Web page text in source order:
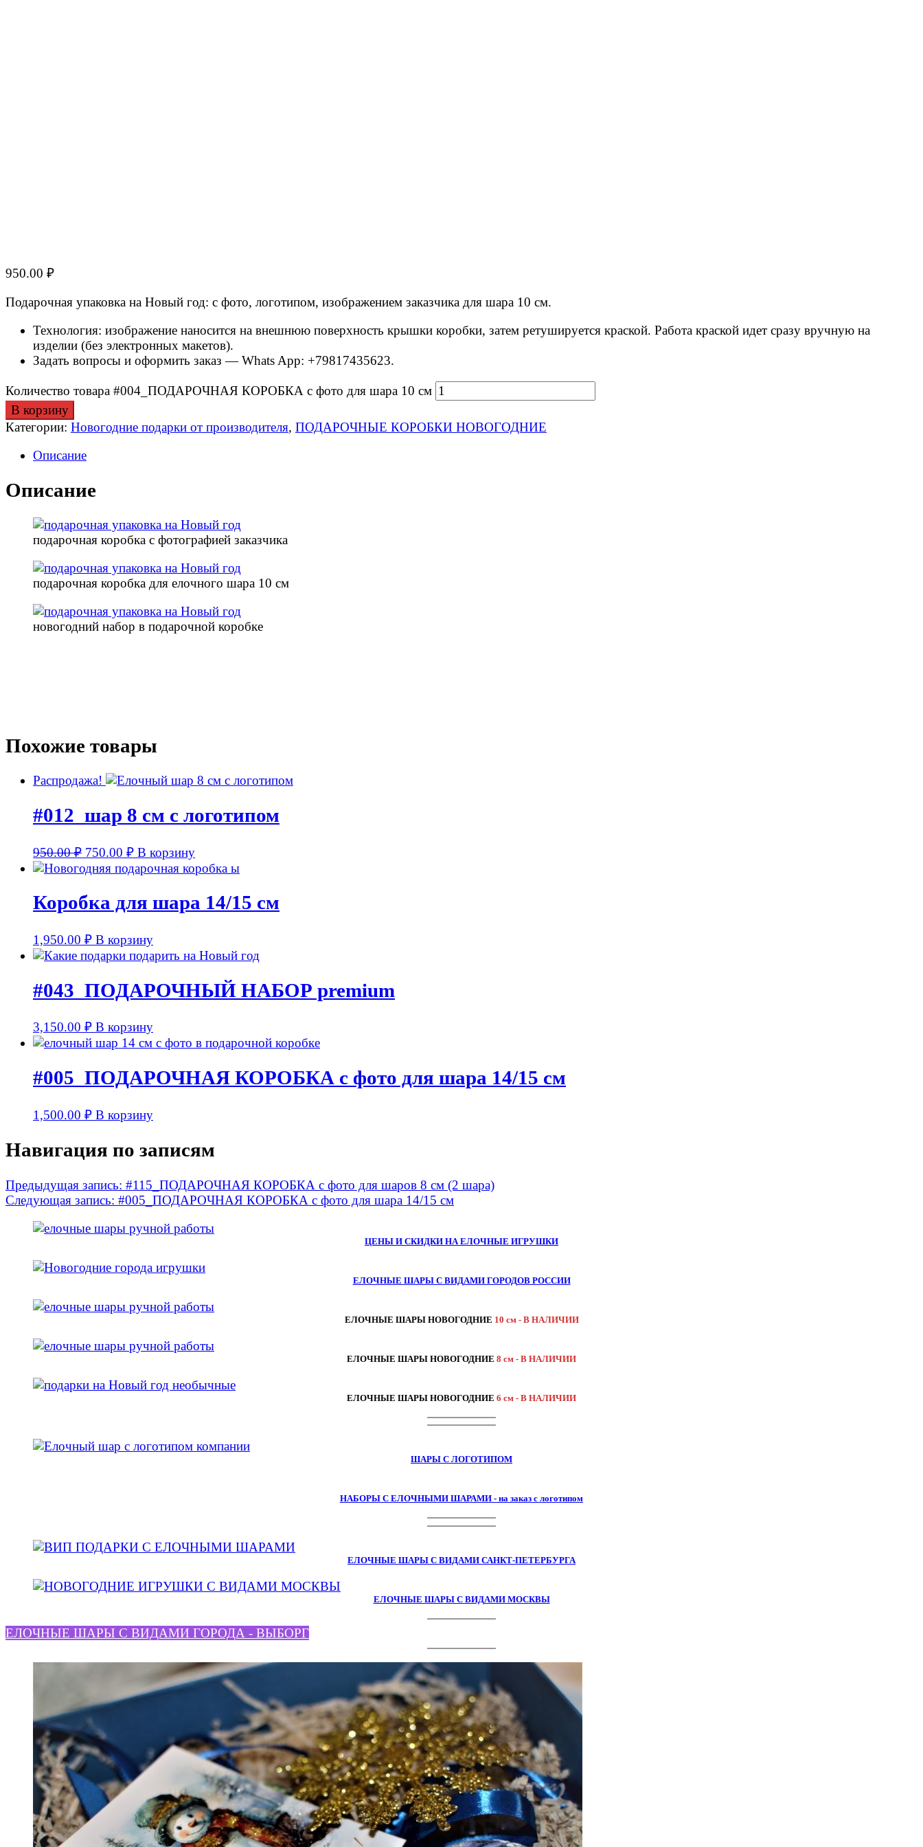
950.00 ₽
Подарочная упаковка на Новый год: с фото, логотипом, изображением заказчика для шара 10 см.
Технология: изображение наносится на внешнюю поверхность крышки коробки, затем ретушируется краской. Работа краской идет сразу вручную на
изделии (без электронных макетов).
Задать вопросы и оформить заказ — Whats App: +79817435623.
Количество товара #004_ПОДАРОЧНАЯ КОРОБКА с фото для шара 10 см
В корзину
Категории: Новогодние подарки от производителя, ПОДАРОЧНЫЕ КОРОБКИ НОВОГОДНИЕ
Описание
Описание
подарочная коробка с фотографией заказчика
подарочная коробка для елочного шара 10 см
новогодний набор в подарочной коробке
Похожие товары
Распродажа!
#012_шар 8 см с логотипом
950.00₽ 750.00 ₽ В корзину
Коробка для шара 14/15 см
1,950.00 ₽ В корзину
#043_ПОДАРОЧНЫЙ НАБОР premium
3,150.00 ₽ В корзину
#005_ПОДАРОЧНАЯ КОРОБКА с фото для шара 14/15 см
1,500.00 ₽ В корзину
Навигация по записям
Предыдущая запись: #115_ПОДАРОЧНАЯ КОРОБКА с фото для шаров 8 см (2 шара)
Следующая запись: #005_ПОДАРОЧНАЯ КОРОБКА с фото для шара 14/15 см
ЦЕНЫ И СКИДКИ НА ЕЛОЧНЫЕ ИГРУШКИ
ЕЛОЧНЫЕ ШАРЫ С ВИДАМИ ГОРОДОВ РОССИИ
ЕЛОЧНЫЕ ШАРЫ НОВОГОДНИЕ 10 см - В НАЛИЧИИ
ЕЛОЧНЫЕ ШАРЫ НОВОГОДНИЕ 8 см - В НАЛИЧИИ
ЕЛОЧНЫЕ ШАРЫ НОВОГОДНИЕ 6 см - В НАЛИЧИИ
ШАРЫ С ЛОГОТИПОМ
НАБОРЫ С ЕЛОЧНЫМИ ШАРАМИ - на заказ с логотипом
ЕЛОЧНЫЕ ШАРЫ С ВИДАМИ САНКТ-ПЕТЕРБУРГА
ЕЛОЧНЫЕ ШАРЫ С ВИДАМИ МОСКВЫ
ЕЛОЧНЫЕ ШАРЫ С ВИДАМИ ГОРОДА - ВЫБОРГ